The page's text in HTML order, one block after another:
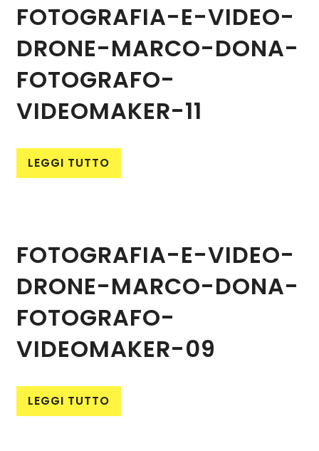
FOTOGRAFIA-E-VIDEO-
DRONE-MARCO-DONA-
FOTOGRAFO-
VIDEOMAKER-11
LEGGI TUTTO
FOTOGRAFIA-E-VIDEO-
DRONE-MARCO-DONA-
FOTOGRAFO-
VIDEOMAKER-09
LEGGI TUTTO